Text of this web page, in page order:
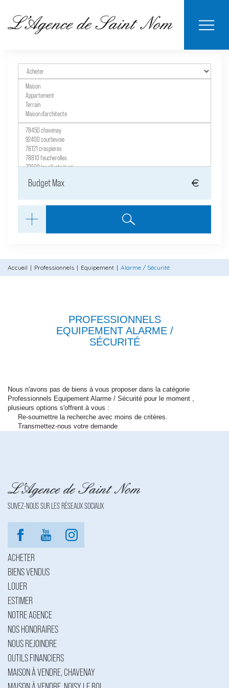
ACHETERLOUER
BIENS
NOTRE
CONTACT
ESTIMER MON
Accueil Professionnels Equipement Alarme / Sécurité
PROFESSIONNELS
EQUIPEMENT ALARME /
SÉCURITÉ
Nous n'avons pas de biens à vous proposer dans la catégorie
Professionnels Equipement Alarme / Sécurité pour le moment ,
plusieurs options s'offrent à vous :
Re-soumettre la recherche avec moins de critères.
Transmettez-nous votre demande
SUIVEZ-NOUS SUR LES RÉSEAUX SOCIAUX
ACHETER
BIENS VENDUS
LOUER
ESTIMER
NOTRE AGENCE
NOS HONORAIRES
NOUS REJOINDRE
OUTILS FINANCIERS
MAISON À VENDRE, CHAVENAY